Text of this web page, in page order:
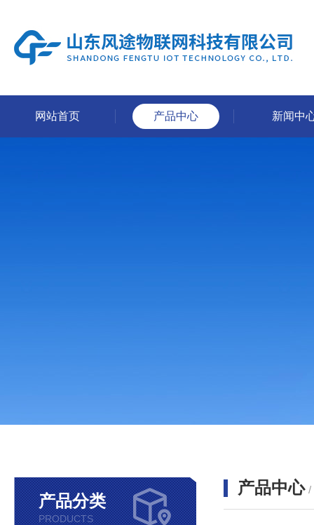
网站首页 产品中心 新闻中
产品分类
PRODUCTS
产品中心 /